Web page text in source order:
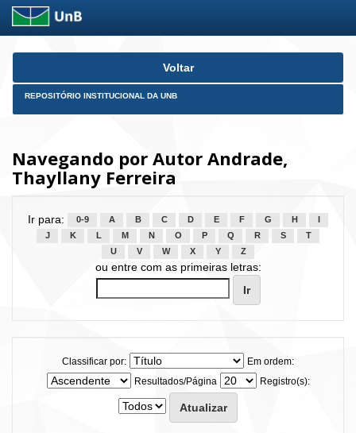
Skip
Voltar
REPOSITÓRIO INSTITUCIONAL DA UNB
Navegando por Autor Andrade,
Thayllany Ferreira
Ir para: 0-9 A B C D E F G H
J
K L M N O P Q R S
T
U
V W X Y Z
ou entre com as primeiras letras:
Classificar por:
Em ordem:
Resultados/Página
Registro(s):